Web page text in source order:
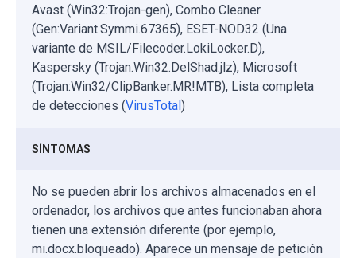
Avast (Win32:Trojan-gen), Combo Cleaner
(Gen:Variant.Symmi.67365), ESET-NOD32 (Una
variante de MSIL/Filecoder.LokiLocker.D),
Kaspersky (Trojan.Win32.DelShad.jlz), Microsoft
(Trojan:Win32/ClipBanker.MR!MTB), Lista completa
de detecciones (VirusTotal)
SÍNTOMAS
No se pueden abrir los archivos almacenados en el
ordenador, los archivos que antes funcionaban ahora
tienen una extensión diferente (por ejemplo,
mi.docx.bloqueado). Aparece un mensaje de petición